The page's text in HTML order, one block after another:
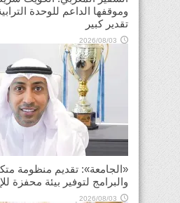
وموقفها الداعم للوحدة
تقدير كبير
2026/08/03
«الجامعة»: تقديم منظومة
والبرامج لتوفير بيئة محفزة
2026/08/03